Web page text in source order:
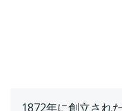
1872年に創立され